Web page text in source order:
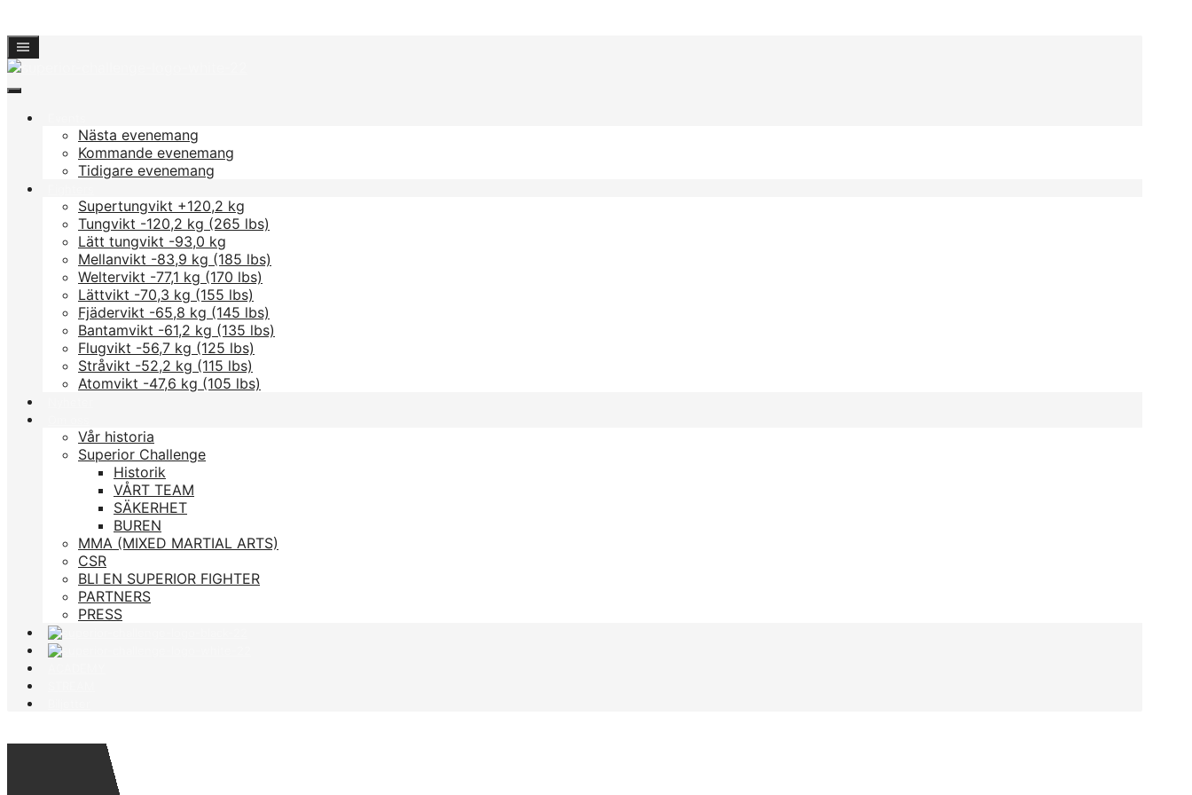
Hoppa
till
innehåll
Nästa evenemang
Kommande evenemang
Tidigare evenemang
Supertungvikt +120,2 kg
Tungvikt -120,2 kg (265 lbs)
Lätt tungvikt -93,0 kg
Mellanvikt -83,9 kg (185 lbs)
Weltervikt -77,1 kg (170 lbs)
Lättvikt -70,3 kg (155 lbs)
Fjädervikt -65,8 kg (145 lbs)
Bantamvikt -61,2 kg (135 lbs)
Flugvikt -56,7 kg (125 lbs)
Stråvikt -52,2 kg (115 lbs)
Atomvikt -47,6 kg (105 lbs)
Vår historia
Superior Challenge
Historik
VÅRT TEAM
SÄKERHET
BUREN
MMA (MIXED MARTIAL ARTS)
CSR
BLI EN SUPERIOR FIGHTER
PARTNERS
PRESS